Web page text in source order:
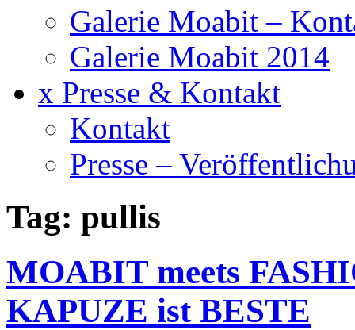
Galerie Moabit –
Galerie Moabit 2014
x Presse & Kontakt
Kontakt
Presse –
Tag: pullis
MOABIT meets
KAPUZE ist BESTE